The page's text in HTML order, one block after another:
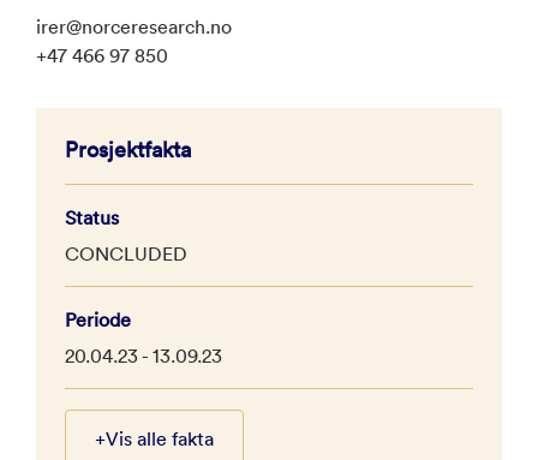
irer@norceresearch.no
+47 466 97 850
Prosjektfakta
Status
CONCLUDED
Periode
20.04.23 - 13.09.23
+Vis alle fakta